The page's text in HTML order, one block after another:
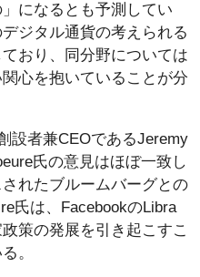
になるとも予測してい
ジタル通貨の考えられる
おり、同分野については
心を抱いていることが分
設者兼CEOであるJeremy
氏の意見はほぼ一致し
れたブルームバーグとの
氏は、FacebookのLibra
策の発展を引き起こすこ
。